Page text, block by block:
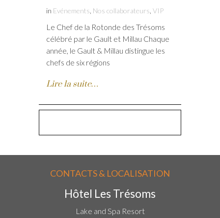
in Evénements, Nos collaborateurs, VIP
Le Chef de la Rotonde des Trésoms
célébré par le Gault et Millau Chaque
année, le Gault & Millau distingue les
chefs de six régions
Lire la suite…
CONTACTS & LOCALISATION
Hôtel Les Trésoms
Lake and Spa Resort